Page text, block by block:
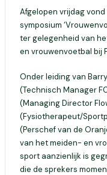
Afgelopen vrijdag
symposium
ter gelegenheid van
en vrouwenvoetbal bij
Onder leiding van
(Technisch Manager
(Managing Director
(Fysiotherapeut/
(Perschef van de
van het meiden- en
sport aanzienlijk is
die de sprekers